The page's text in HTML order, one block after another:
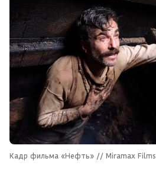
Кадр фильма «Нефть» // Miramax Films